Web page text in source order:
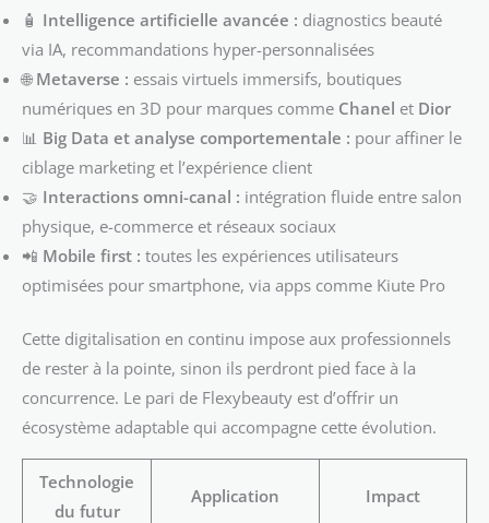
🧴 Intelligence artificielle avancée : diagnostics beauté
via IA, recommandations hyper-personnalisées
🌐 Metaverse : essais virtuels immersifs, boutiques
numériques en 3D pour marques comme Chanel et Dior
📊 Big Data et analyse comportementale : pour affiner le
ciblage marketing et l’expérience client
🤝 Interactions omni-canal : intégration fluide entre salon
physique, e-commerce et réseaux sociaux
📲 Mobile first : toutes les expériences utilisateurs
optimisées pour smartphone, via apps comme Kiute Pro
Cette digitalisation en continu impose aux professionnels
de rester à la pointe, sinon ils perdront pied face à la
concurrence. Le pari de Flexybeauty est d’offrir un
écosystème adaptable qui accompagne cette évolution.
Technologie
du futur
Application Impact